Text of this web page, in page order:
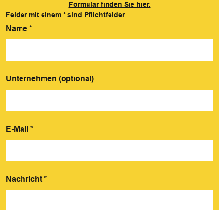
Formular finden Sie hier.
Felder mit einem * sind Pflichtfelder
Name *
Unternehmen (optional)
E-Mail *
Nachricht *